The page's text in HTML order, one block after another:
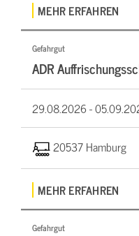
MEHR ERFAHREN
Gefahrgut
ADR
29.08.2026 -
20537 Hamburg
MEHR ERFAHREN
Gefahrgut